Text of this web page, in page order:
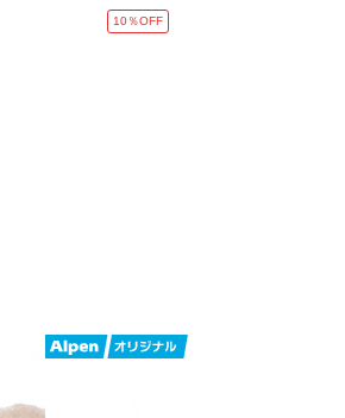
10％OFF